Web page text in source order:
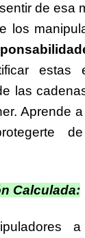
de esa
los
estas
las
Aprende
Calculada:
a